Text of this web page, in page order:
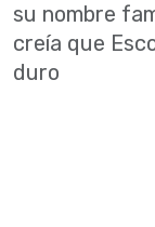
su nombre
creía que
duro